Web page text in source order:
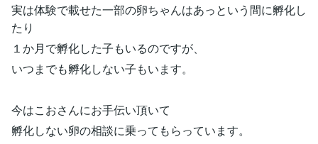
実は体験で載せた一部の卵ちゃんはあっという間に孵化し
たり
１か月で孵化した子もいるのですが、
いつまでも孵化しない子もいます。
今はこおさんにお手伝い頂いて
孵化しない卵の相談に乗ってもらっています。